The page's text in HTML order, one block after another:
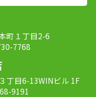
町１丁目2-6
7768
丁目6-13WINビル 1F
9191